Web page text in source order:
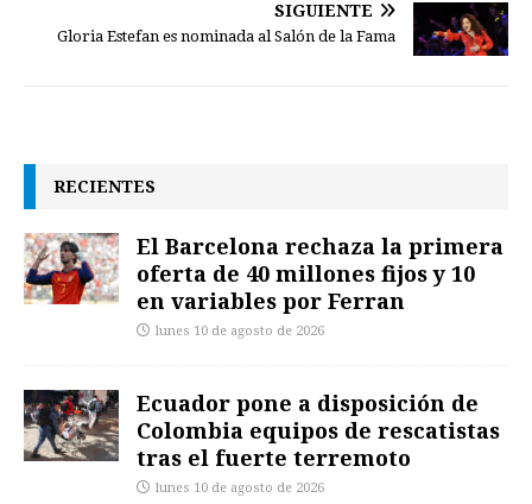
SIGUIENTE
Gloria Estefan es nominada al Salón de la Fama
RECIENTES
El Barcelona rechaza la primera
oferta de 40 millones fijos y 10
en variables por Ferran
lunes 10 de agosto de 2026
Ecuador pone a disposición de
Colombia equipos de rescatistas
tras el fuerte terremoto
lunes 10 de agosto de 2026